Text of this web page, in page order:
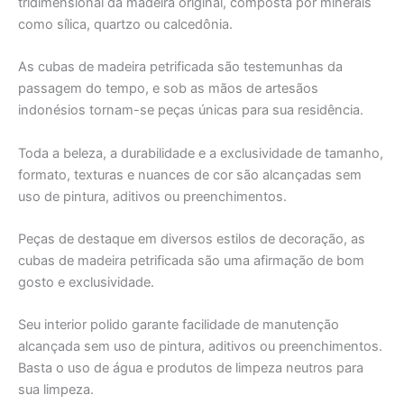
como sílica, quartzo ou calcedônia.
As cubas de madeira petrificada são testemunhas da
passagem do tempo, e sob as mãos de artesãos
indonésios tornam-se peças únicas para sua residência.
Toda a beleza, a durabilidade e a exclusividade de tamanho,
formato, texturas e nuances de cor são alcançadas sem
uso de pintura, aditivos ou preenchimentos.
Peças de destaque em diversos estilos de decoração, as
cubas de madeira petrificada são uma afirmação de bom
gosto e exclusividade.
Seu interior polido garante facilidade de manutenção
alcançada sem uso de pintura, aditivos ou preenchimentos.
Basta o uso de água e produtos de limpeza neutros para
sua limpeza.